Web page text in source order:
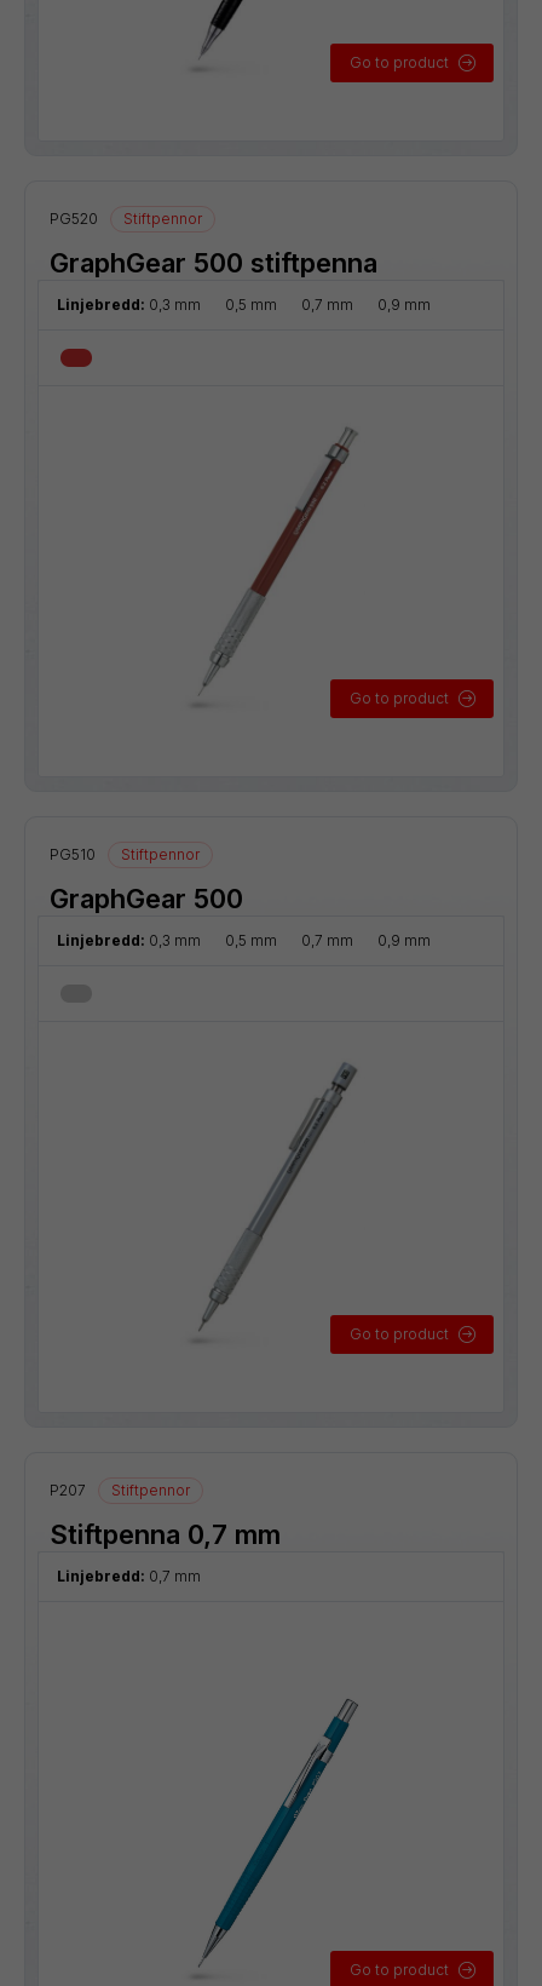
Go to product
PG520 Stiftpennor
GraphGear 500 stiftpenna
Linjebredd: 0,3 mm 0,5 mm 0,7 mm 0,9 mm
Go to product
PG510 Stiftpennor
GraphGear 500
Linjebredd: 0,3 mm 0,5 mm 0,7 mm 0,9 mm
Go to product
P207 Stiftpennor
Stiftpenna 0,7 mm
Linjebredd: 0,7 mm
Go to product